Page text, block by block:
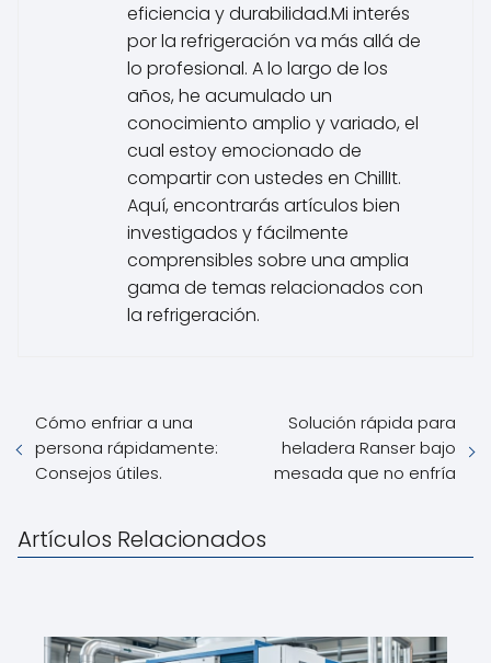
eficiencia y durabilidad.Mi interés
por la refrigeración va más allá de
lo profesional. A lo largo de los
años, he acumulado un
conocimiento amplio y variado, el
cual estoy emocionado de
compartir con ustedes en ChillIt.
Aquí, encontrarás artículos bien
investigados y fácilmente
comprensibles sobre una amplia
gama de temas relacionados con
la refrigeración.
Cómo enfriar a una
persona rápidamente:
Consejos útiles.
Solución rápida para
heladera Ranser bajo
mesada que no enfría
Artículos Relacionados